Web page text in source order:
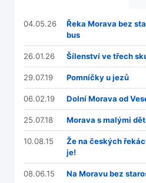
04.05.26
Řeka Morava bez
bus
26.01.26 Šílenství ve třech
29.07.19 Pomníčky u jezů
06.02.19 Dolní Morava od
25.07.18 Morava s malými
10.08.15
Že na českých
je!
08.06.15 Na Moravu bez